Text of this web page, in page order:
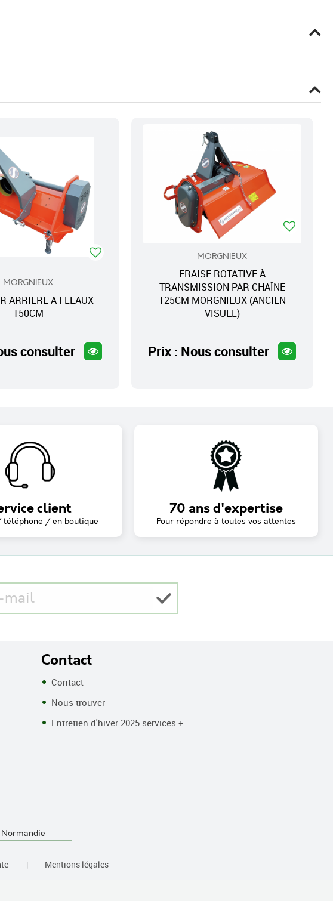
MORGNIEUX
ARRIERE A FLEAUX
150CM
consulter
MORGNIEUX
FRAISE ROTATIVE À
TRANSMISSION PAR CHAÎNE
125CM MORGNIEUX (ANCIEN
VISUEL)
Prix : Nous consulter
client
téléphone / en boutique
70 ans d'expertise
Pour répondre à toutes vos attentes
Contact
Contact
Nous trouver
Entretien d'hiver 2025 services +
| Mentions légales